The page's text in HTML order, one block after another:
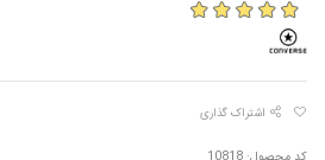
اشتراک گذاری
کد محصول: 10818